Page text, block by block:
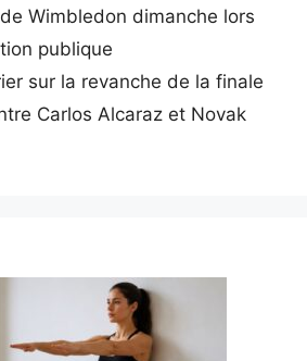
Wimbledon dimanche lors
publique
sur la revanche de la finale
Carlos Alcaraz et Novak